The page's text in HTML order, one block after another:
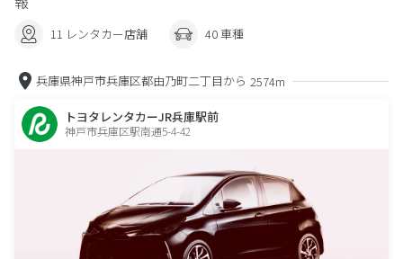
11 レンタカー店舗 40 車種
兵庫県神戸市兵庫区都由乃町二丁目から 2574m
トヨタレンタカーJR兵庫駅前
神戸市兵庫区駅南通5-4-42